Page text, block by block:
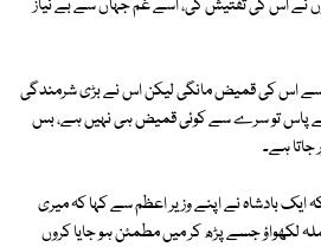
نے اس کی تفتیش کی، اسے غم جہاں سے بے نیاز
سے اس کی قمیض مانگی لیکن اس نے بڑی شرمندگی
پاس تو سرے سے کوئی قمیض ہی نہیں ہے، بس
ہے۔
بادشاہ نے اپنے وزیر اعظم سے کہا کہ میری
لکھواؤ جسے پڑھ کر میں مطمئن ہو جایا کروں